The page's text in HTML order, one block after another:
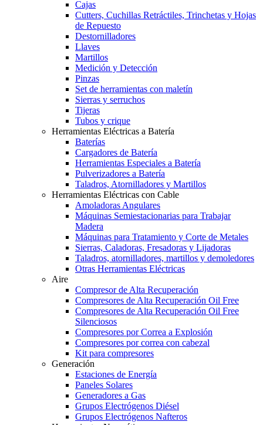
Cajas
Cutters, Cuchillas Retráctiles, Trinchetas y Hojas
de Repuesto
Destornilladores
Llaves
Martillos
Medición y Detección
Pinzas
Set de herramientas con maletín
Sierras y serruchos
Tijeras
Tubos y crique
Herramientas Eléctricas a Batería
Baterías
Cargadores de Batería
Herramientas Especiales a Batería
Pulverizadores a Batería
Taladros, Atornilladores y Martillos
Herramientas Eléctricas con Cable
Amoladoras Angulares
Máquinas Semiestacionarias para Trabajar
Madera
Máquinas para Tratamiento y Corte de Metales
Sierras, Caladoras, Fresadoras y Lijadoras
Taladros, atornilladores, martillos y demoledores
Otras Herramientas Eléctricas
Aire
Compresor de Alta Recuperación
Compresores de Alta Recuperación Oil Free
Compresores de Alta Recuperación Oil Free
Silenciosos
Compresores por Correa a Explosión
Compresores por correa con cabezal
Kit para compresores
Generación
Estaciones de Energía
Paneles Solares
Generadores a Gas
Grupos Electrógenos Diésel
Grupos Electrógenos Nafteros